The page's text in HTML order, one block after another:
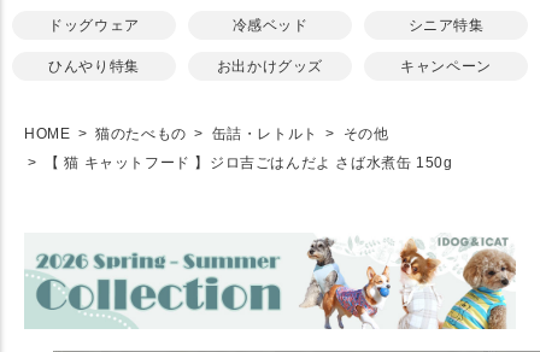
ドッグウェア 冷感ベッド シニア特集
ひんやり特集 お出かけグッズ キャンペーン
HOME 猫のたべもの 缶詰・レトルト
その他
【 猫 キャットフード 】ジロ吉ごはんだよ さば水煮缶 150g